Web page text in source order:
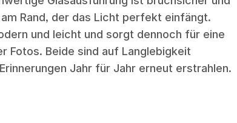
Rand, der das Licht perfekt einfängt.
und leicht und sorgt dennoch für eine
Fotos. Beide sind auf Langlebigkeit
Jahr für Jahr erneut erstrahlen.